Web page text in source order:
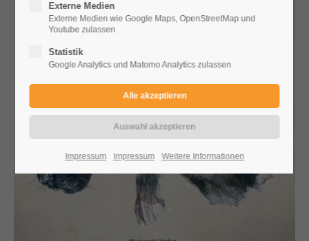
Externe Medien
Externe Medien wie Google Maps, OpenStreetMap und
Youtube zulassen
Statistik
Google Analytics und Matomo Analytics zulassen
Impressum Impressum Weitere Informationen